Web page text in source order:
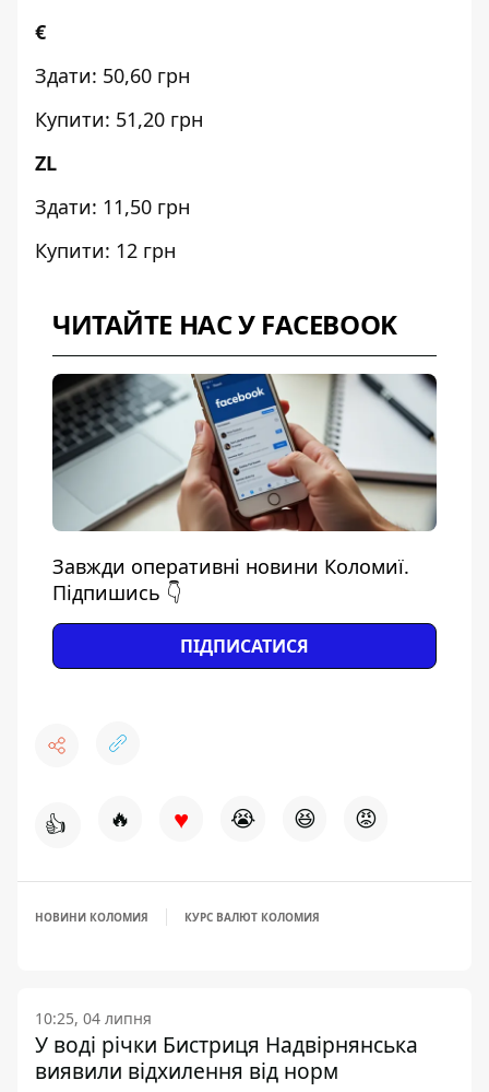
€
Здати: 50,60 грн
Купити: 51,20 грн
ZL
Здати: 11,50 грн
Купити: 12 грн
ЧИТАЙТЕ НАС У FACEBOOK
Завжди оперативні новини Коломиї.
Підпишись 👇
ПІДПИСАТИСЯ
👍 🔥 ♥ 😭 😆 😡
НОВИНИ КОЛОМИЯ КУРС ВАЛЮТ КОЛОМИЯ
10:25, 04 липня
У воді річки Бистриця Надвірнянська
виявили відхилення від норм